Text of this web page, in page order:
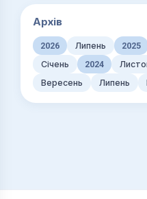
Архів
2026 Липень 2025
Січень
2024
Вересень
Липень